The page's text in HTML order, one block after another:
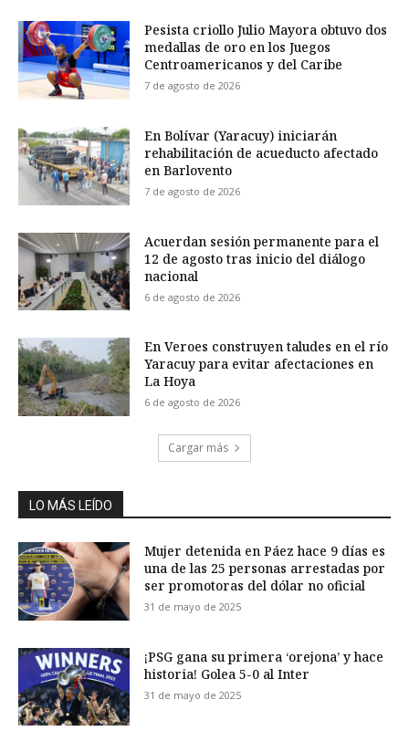
Pesista criollo Julio Mayora obtuvo dos
medallas de oro en los Juegos
Centroamericanos y del Caribe
7 de agosto de 2026
En Bolívar (Yaracuy) iniciarán
rehabilitación de acueducto afectado
en Barlovento
7 de agosto de 2026
Acuerdan sesión permanente para el
12 de agosto tras inicio del diálogo
nacional
6 de agosto de 2026
En Veroes construyen taludes en el río
Yaracuy para evitar afectaciones en
La Hoya
6 de agosto de 2026
Cargar más
LO MÁS LEÍDO
Mujer detenida en Páez hace 9 días es
una de las 25 personas arrestadas por
ser promotoras del dólar no oficial
31 de mayo de 2025
¡PSG gana su primera ‘orejona’ y hace
historia! Golea 5-0 al Inter
31 de mayo de 2025